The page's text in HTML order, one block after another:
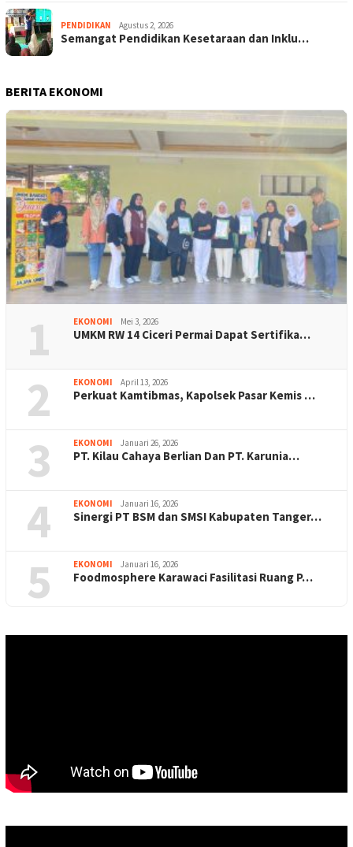
PENDIDIKAN Agustus 2, 2026
Semangat Pendidikan Kesetaraan dan Inklu…
BERITA EKONOMI
1 EKONOMI Mei 3, 2026
UMKM RW 14 Ciceri Permai Dapat Sertifika…
2 EKONOMI April 13, 2026
Perkuat Kamtibmas, Kapolsek Pasar Kemis …
3 EKONOMI Januari 26, 2026
PT. Kilau Cahaya Berlian Dan PT. Karunia…
4 EKONOMI Januari 16, 2026
Sinergi PT BSM dan SMSI Kabupaten Tanger…
5 EKONOMI Januari 16, 2026
Foodmosphere Karawaci Fasilitasi Ruang P…